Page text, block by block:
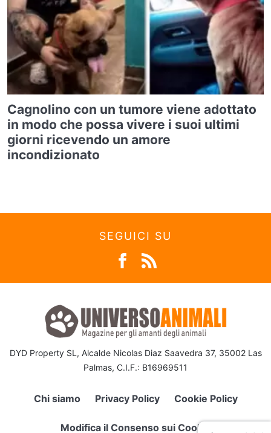
Cagnolino con un tumore viene adottato
in modo che possa vivere i suoi ultimi
giorni ricevendo un amore
incondizionato
SEGUICI SU
DYD Property SL, Alcalde Nicolas Diaz Saavedra 37, 35002 Las
Palmas, C.I.F.: B16969511
Chi siamo Privacy Policy Cookie Policy
Modifica il Consenso sui Cookie